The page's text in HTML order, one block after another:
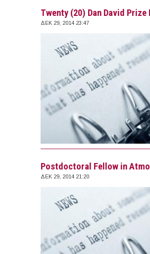
Twenty (20) Dan David
ΔΕΚ 29, 2014 23:47
Postdoctoral Fellow in
ΔΕΚ 29, 2014 21:20